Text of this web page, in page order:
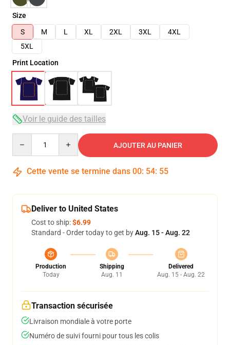
Size
S
M L XL 2XL 3XL
4XL
5XL
Print Location
Voir le guide des tailles
AJOUTER AU PANIER
Cette vente se termine dans 00: 54: 54
Deliver to United States
Cost to ship:$6.99
Standard - Order today to get byAug. 15 - Aug. 22
Production
Today
Shipping
Aug. 11
Delivered
Aug. 15 - Aug. 22
Transaction sécurisée
Livraison mondiale à votre porte
Numéro de suivi fourni pour tous les colis